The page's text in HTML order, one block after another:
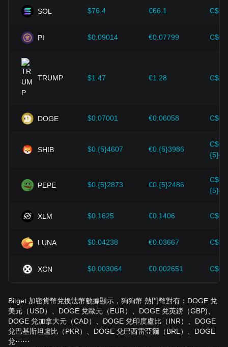
SOL $76.4 €66.1
PI $0.09014 €0.07799
TRUMP $1.47 €1.28
DOGE $0.07001 €0.06058
SHIB $0.{5}4607 €0.{5}3986
C$0.
PEPE $0.{5}2873 €0.{5}2486
C$0.
XLM $0.1625 €0.1406
LUNA $0.04238 €0.03667
XCN $0.003064 €0.002651
Bitget 加密貨幣兌換法幣數據顯示，狗狗幣 熱門幣對有：DOGE 兌
美元（USD）、DOGE 兌歐元（EUR）、DOGE 兌英鎊（GBP)、
DOGE 兌加拿大元（CAD）、DOGE 兌印度盧比（INR）、DOGE
兌巴基斯坦盧比（PKR）、DOGE 兌巴西雷亞爾（BRL）、DOGE
兌⋯⋯